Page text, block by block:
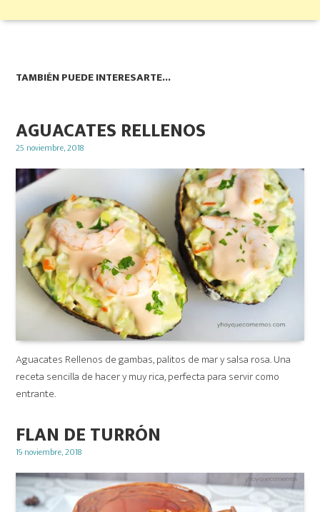
TAMBIÉN PUEDE INTERESARTE...
AGUACATES RELLENOS
Posted
25 noviembre, 2018
Aguacates Rellenos de gambas, palitos de mar y salsa rosa. Una
receta sencilla de hacer y muy rica, perfecta para servir como
entrante.
FLAN DE TURRÓN
Posted
19 noviembre, 2018